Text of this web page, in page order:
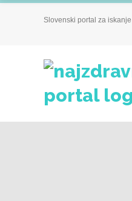
Slovenski portal za